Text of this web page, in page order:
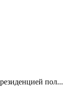
пол...